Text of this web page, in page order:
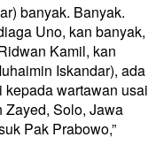
banyak. Banyak.
Uno, kan banyak,
Kamil, kan
Iskandar), ada
kepada wartawan usai
Zayed, Solo, Jawa
Pak Prabowo,”